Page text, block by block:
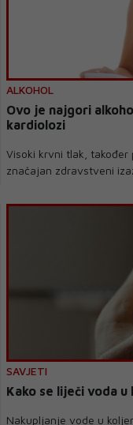
ALKOHOL
Ovo je najgori
kardiolozi
Visoki krvni tlak,
značajan zdravstveni
SAVJETI
Kako se liječi voda u
Nakupljanje vode u